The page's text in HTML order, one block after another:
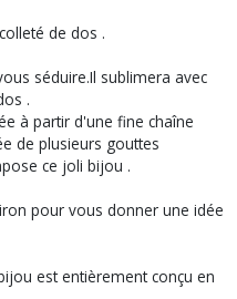
de dos .
séduire.Il sublimera avec
.
à partir d'une fine chaîne
de plusieurs gouttes
ce joli bijou .
pour vous donner une idée
bijou est entièrement conçu en